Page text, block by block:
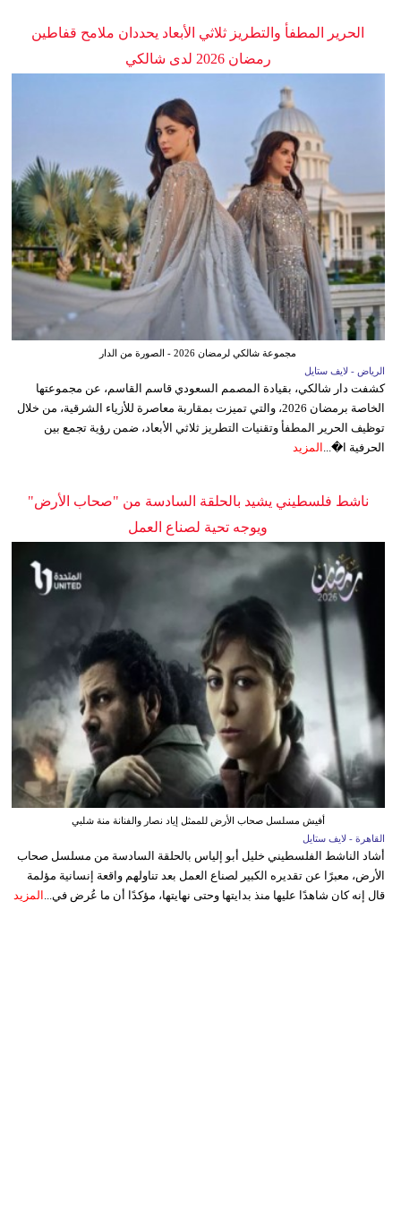
الحرير المطفأ والتطريز ثلاثي الأبعاد يحددان ملامح قفاطين
رمضان 2026 لدى شالكي
مجموعة شالكي لرمضان 2026 - الصورة من الدار
الرياض - لايف ستايل
كشفت دار شالكي، بقيادة المصمم السعودي قاسم القاسم، عن مجموعتها
الخاصة برمضان 2026، والتي تميزت بمقاربة معاصرة للأزياء الشرقية، من خلال
توظيف الحرير المطفأ وتقنيات التطريز ثلاثي الأبعاد، ضمن رؤية تجمع بين
الحرفية ا�... المزيد
ناشط فلسطيني يشيد بالحلقة السادسة من "صحاب الأرض"
ويوجه تحية لصناع العمل
أفيش مسلسل صحاب الأرض للممثل إياد نصار والفنانة منة شلبي
القاهرة - لايف ستايل
أشاد الناشط الفلسطيني خليل أبو إلياس بالحلقة السادسة من مسلسل صحاب
الأرض، معبرًا عن تقديره الكبير لصناع العمل بعد تناولهم واقعة إنسانية مؤلمة
قال إنه كان شاهدًا عليها منذ بدايتها وحتى نهايتها، مؤكدًا أن ما عُرض في... المزيد